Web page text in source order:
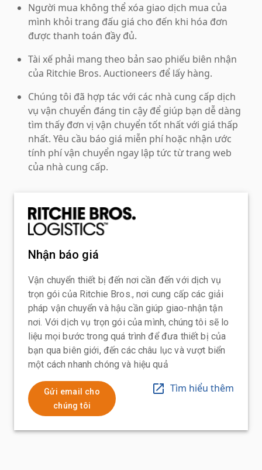
Người mua không thể xóa giao dịch mua của
mình khỏi trang đấu giá cho đến khi hóa đơn
được thanh toán đầy đủ.
Tài xế phải mang theo bản sao phiếu biên nhận
của Ritchie Bros. Auctioneers để lấy hàng.
Chúng tôi đã hợp tác với các nhà cung cấp dịch
vụ vận chuyển đáng tin cậy để giúp bạn dễ dàng
tìm thấy đơn vị vận chuyển tốt nhất với giá thấp
nhất. Yêu cầu báo giá miễn phí hoặc nhận ước
tính phí vận chuyển ngay lập tức từ trang web
của nhà cung cấp.
Nhận báo giá
Vận chuyển thiết bị đến nơi cần đến với dịch vụ
trọn gói của Ritchie Bros., nơi cung cấp các giải
pháp vận chuyển và hậu cần giúp giao-nhận tận
nơi. Với dịch vụ trọn gói của mình, chúng tôi sẽ lo
liệu mọi bước trong quá trình để đưa thiết bị của
bạn qua biên giới, đến các châu lục và vượt biển
một cách nhanh chóng và hiệu quả
Gửi email cho
chúng tôi
Tìm hiểu thêm